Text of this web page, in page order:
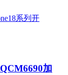
加